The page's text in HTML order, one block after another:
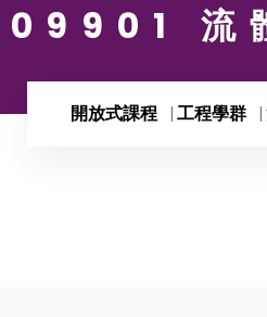
09901 流
開放式課程 工程學群